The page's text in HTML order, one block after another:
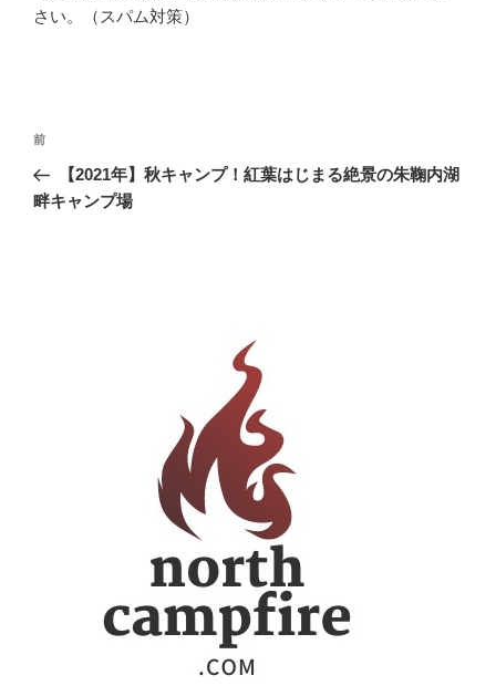
さい。（スパム対策）
投
ナ
前
の
投
前
【2021年】秋キャンプ！紅葉はじまる絶景の朱鞠内湖
畔キャンプ場